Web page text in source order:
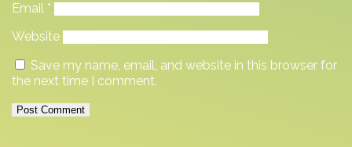
Email *
Website
Save my name, email, and website in this browser for
the next time I comment.